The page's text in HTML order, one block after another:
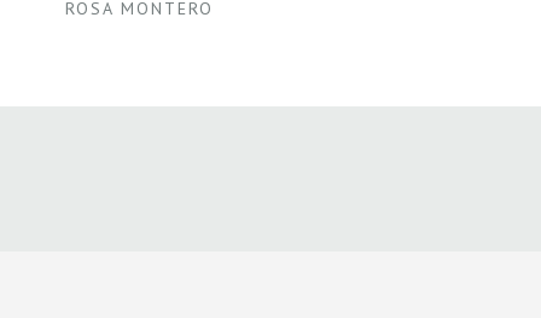
ROSA MONTERO